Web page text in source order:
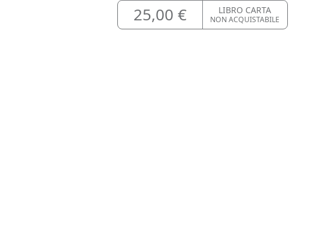
25,00 € LIBRO CARTA
NON ACQUISTABILE